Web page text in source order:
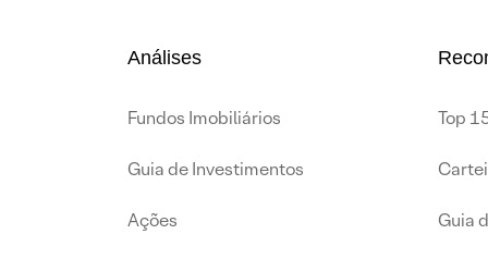
Análises
Fundos Imobiliários
Guia de Investimentos
Ações
Top
Guia